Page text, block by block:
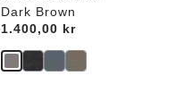
Dark Brown
Price:
1.400,00 kr